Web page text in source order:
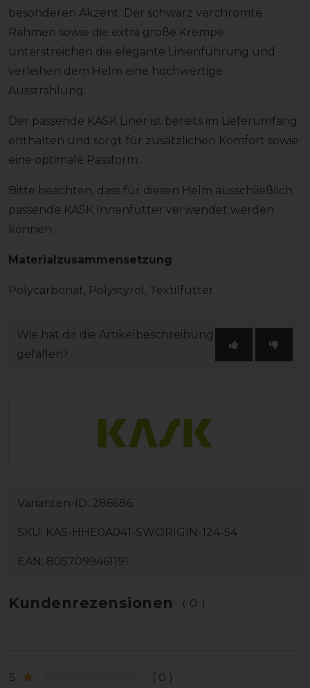
besonderen Akzent. Der schwarz verchromte
Rahmen sowie die extra große Krempe
unterstreichen die elegante Linienführung und
verleihen dem Helm eine hochwertige
Ausstrahlung.
Der passende KASK Liner ist bereits im Lieferumfang
enthalten und sorgt für zusätzlichen Komfort sowie
eine optimale Passform.
Bitte beachten, dass für diesen Helm ausschließlich
passende KASK Innenfutter verwendet werden
können.
Materialzusammensetzung
Polycarbonat, Polystyrol, Textilfutter
Wie hat dir die Artikelbeschreibung
gefallen?
Varianten-ID: 286686
SKU: KAS-HHE0A041-SWORIGIN-124-54
EAN: 8057099461191
Kundenrezensionen (0)
5
0